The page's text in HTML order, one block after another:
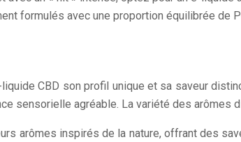
formulés avec une proportion équilibrée de
CBD son profil unique et sa saveur
sensorielle agréable. La variété des arômes
arômes inspirés de la nature, offrant des